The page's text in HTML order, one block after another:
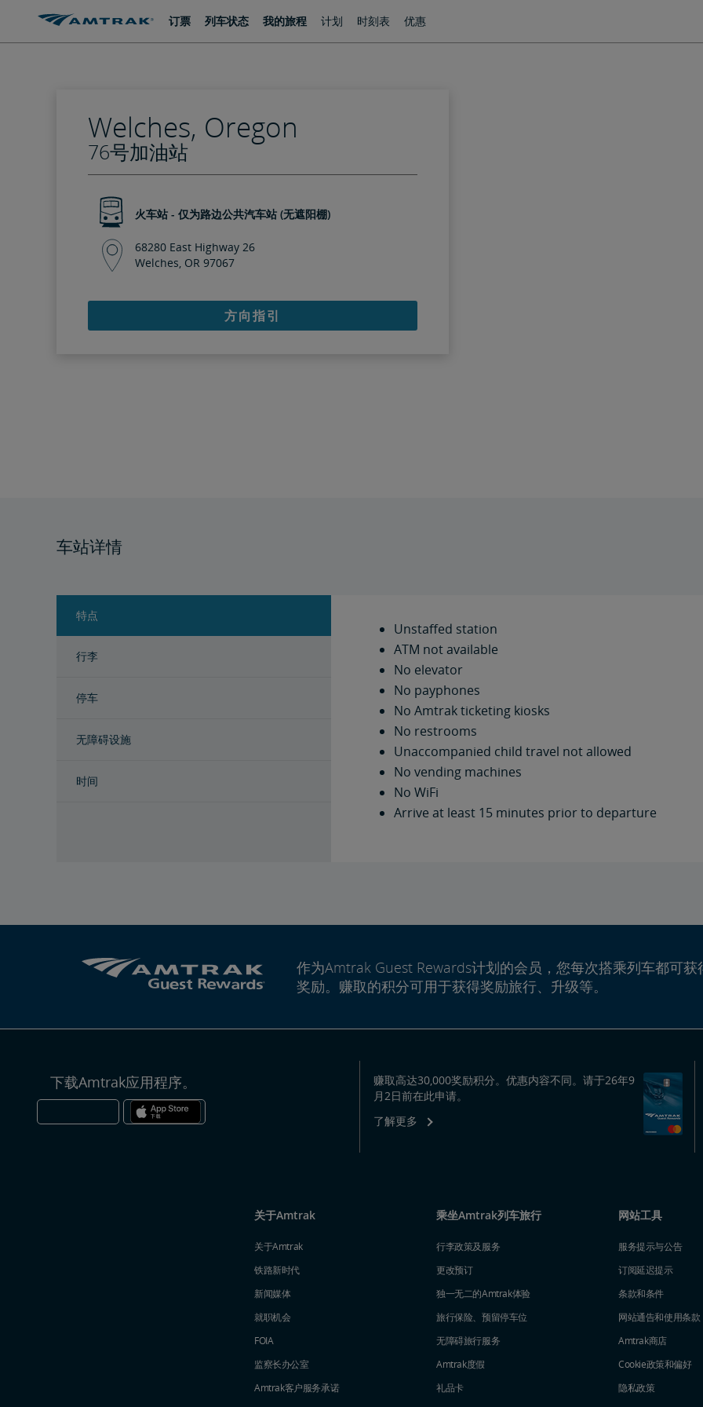
内
导
订票 列车状态 我的旅程 计划 时刻表 优惠
Welches, Oregon
76号加油站
火车站 - 仅为路边公共汽车站 (无遮阳棚)
68280 East Highway 26
Welches, OR 97067
方向指引
车站详情
特点
行李
停车
无障碍设施
时间
Unstaffed station
ATM not available
No elevator
No payphones
No Amtrak ticketing kiosks
No restrooms
Unaccompanied child travel not allowed
No vending machines
No WiFi
Arrive at least 15 minutes prior to departure
作为Amtrak Guest Rewards计划的会员，您每次搭乘列车都可获
奖励。赚取的积分可用于获得奖励旅行、升级等。
下载Amtrak应用程序。
赚取高达30,000奖励积分。优惠内容不同。请于26年9
月2日前在此申请。
了解更多
关于Amtrak
关于Amtrak
铁路新时代
新闻媒体
就职机会
FOIA
监察长办公室
Amtrak​​​​​​​客户服务承诺
乘坐Amtrak列车旅行
行李政策及服务
更改预订
独一无二的Amtrak体验
旅行保险、预留停车位
无障碍旅行服务
Amtrak度假
礼品卡
网站工具
服务提示与公告
订阅延迟提示
条款和条件
网站通告和使用条款
Amtrak商店
Cookie政策和偏好
隐私政策